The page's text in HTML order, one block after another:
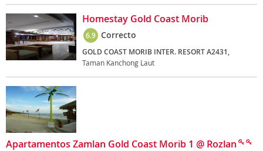
Homestay Gold Coast Morib
6.9 Correcto
GOLD COAST MORIB INTER. RESORT A2431,
Taman Kanchong Laut
Apartamentos Zamlan Gold Coast Morib 1 @ Rozlan